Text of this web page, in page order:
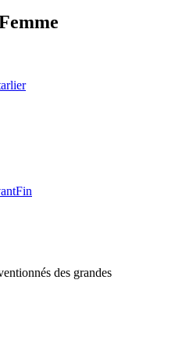
Fin
des grandes